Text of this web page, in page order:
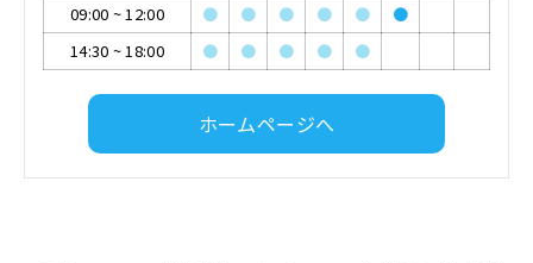
09:00 ~12:00 ● ● ● ● ●
●
14:30 ~18:00 ● ● ● ● ●
ホームページへ